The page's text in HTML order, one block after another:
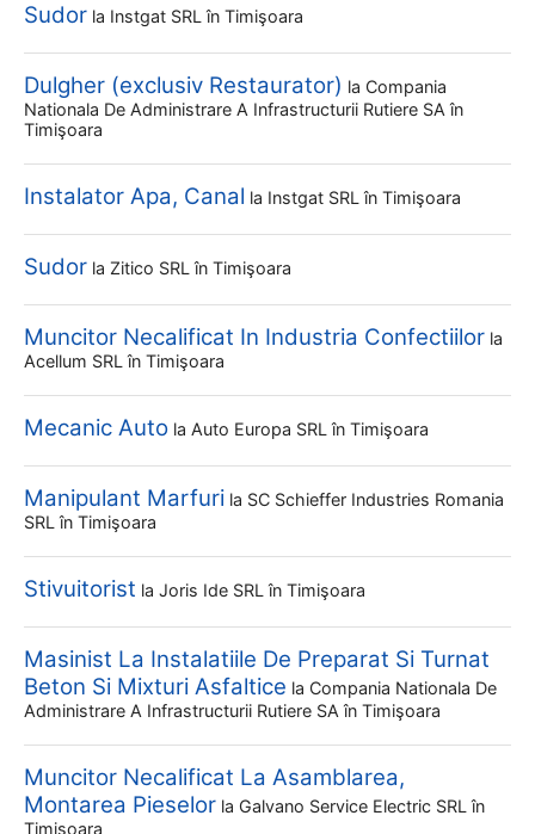
Sudor la Instgat SRL în Timişoara
Dulgher (exclusiv Restaurator) la Compania
Nationala De Administrare A Infrastructurii Rutiere SA în
Timişoara
Instalator Apa, Canal la Instgat SRL în Timişoara
Sudor la Zitico SRL în Timişoara
Muncitor Necalificat In Industria Confectiilor la
Acellum SRL în Timişoara
Mecanic Auto la Auto Europa SRL în Timişoara
Manipulant Marfuri la SC Schieffer Industries Romania
SRL în Timişoara
Stivuitorist la Joris Ide SRL în Timişoara
Masinist La Instalatiile De Preparat Si Turnat
Beton Si Mixturi Asfaltice la Compania Nationala De
Administrare A Infrastructurii Rutiere SA în Timişoara
Muncitor Necalificat La Asamblarea,
Montarea Pieselor la Galvano Service Electric SRL în
Timişoara